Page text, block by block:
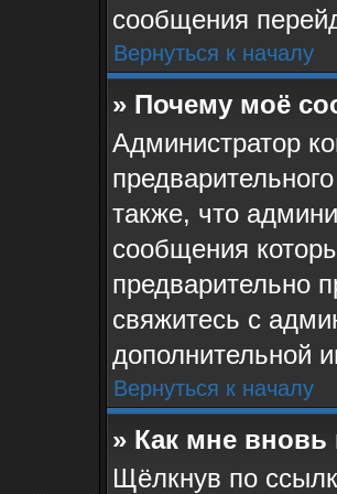
сообщения
Вернуться к началу
» Почему моё
Администратор
также, что
сообщения
предварительно
свяжитесь с
дополнительной
Вернуться к началу
» Как мне
Щёлкнув по